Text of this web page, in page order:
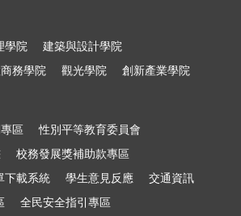
學院
建築與設計學院
務學院
觀光學院 創新產業學院
區
性別平等教育委員會
校務發展獎補助款專區
下載系統 學生意見反應
交通資訊
全民安全指引專區